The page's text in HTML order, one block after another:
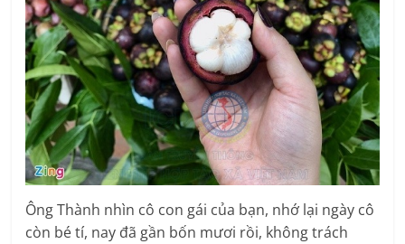
Ông Thành nhìn cô con gái của bạn, nhớ lại ngày cô
còn bé tí, nay đã gần bốn mươi rồi, không trách